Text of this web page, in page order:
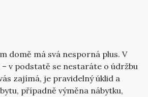
domě má svá nesporná plus. V
v podstatě se nestaráte o údržbu
zajímá, je pravidelný úklid a
případně výměna nábytku,